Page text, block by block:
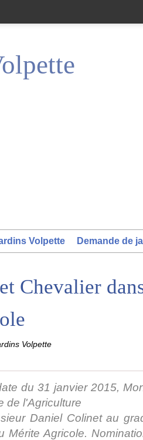
Volpette Demande de
Chevalier
Volpette
du 31 janvier 2015,
de l'Agriculture
Daniel Colinet au
Mérite Agricole.